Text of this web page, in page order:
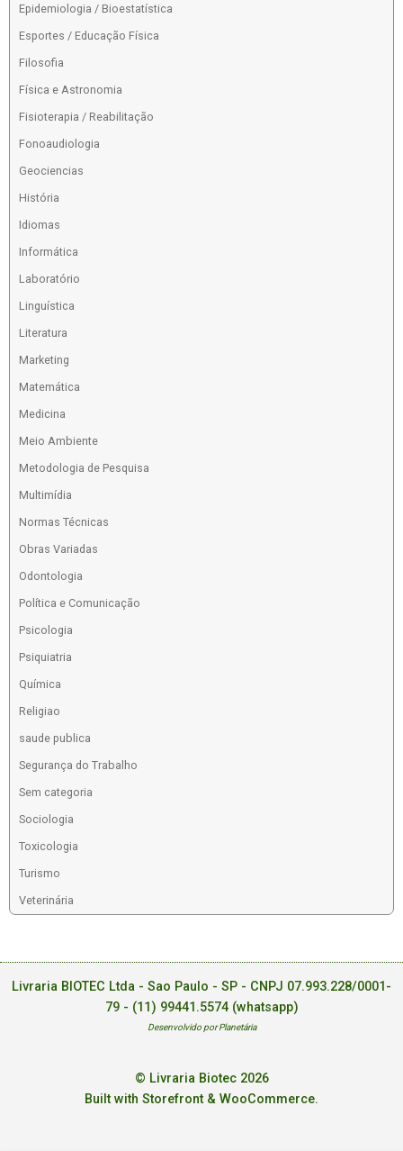
Epidemiologia / Bioestatística
Esportes / Educação Física
Filosofia
Física e Astronomia
Fisioterapia / Reabilitação
Fonoaudiologia
Geociencias
História
Idiomas
Informática
Laboratório
Linguística
Literatura
Marketing
Matemática
Medicina
Meio Ambiente
Metodologia de Pesquisa
Multimídia
Normas Técnicas
Obras Variadas
Odontologia
Política e Comunicação
Psicologia
Psiquiatria
Química
Religiao
saude publica
Segurança do Trabalho
Sem categoria
Sociologia
Toxicologia
Turismo
Veterinária
Livraria BIOTEC Ltda - Sao Paulo - SP - CNPJ 07.993.228/0001-
79 - (11) 99441.5574 (whatsapp)
Desenvolvido por Planetária
© Livraria Biotec 2026
Built with Storefront & WooCommerce.